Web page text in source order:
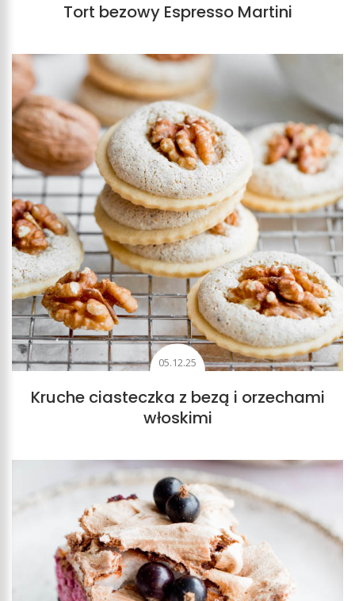
Tort bezowy Espresso Martini
05.12.25
Kruche ciasteczka z bezą i orzechami
włoskimi